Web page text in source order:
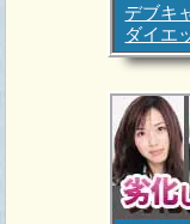
デブキ
ダイエ